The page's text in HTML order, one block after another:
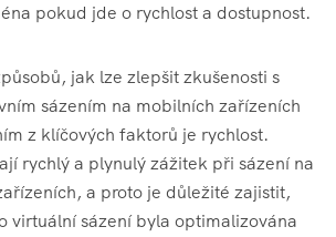
pokud jde o rychlost a dostupnost.
jak lze zlepšit zkušenosti s
sázením na mobilních zařízeních
z klíčových faktorů je rychlost.
rychlý a plynulý zážitek při sázení na
a proto je důležité zajistit,
virtuální sázení byla optimalizována